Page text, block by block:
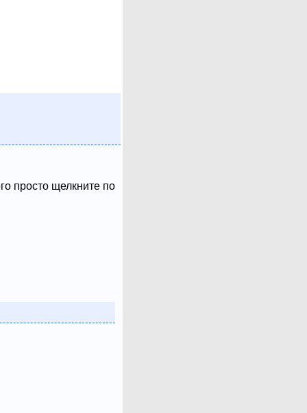
просто щелкните по